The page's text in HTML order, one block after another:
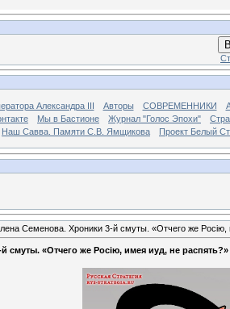
Александра III Авторы СОВРЕМЕННИКИ
Мы в Бастионе Журнал "Голос Эпохи"
Наш Савва. Памяти С.В. Ямщикова Проект Белый
Семенова. Хроники 3-й смуты. «Отчего же Росiю,
смуты. «Отчего же Росiю, имея иуд, не распять?»